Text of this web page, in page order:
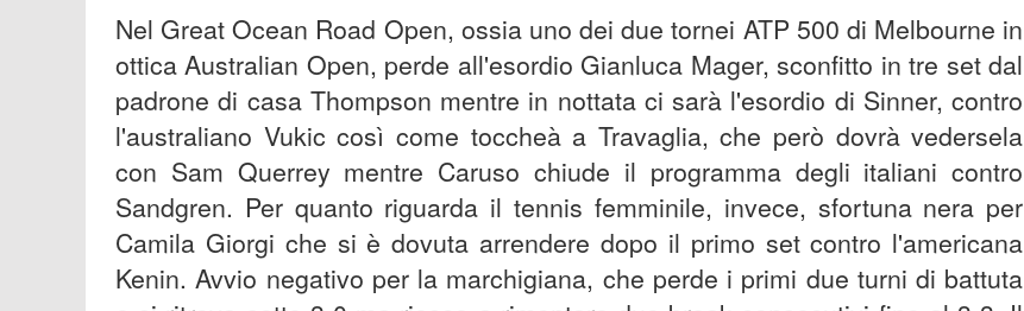
Nel Great Ocean Road Open, ossia uno dei due tornei ATP 500 di Melbourne in
ottica Australian Open, perde all'esordio Gianluca Mager, sconfitto in tre set dal
padrone di casa Thompson mentre in nottata ci sarà l'esordio di Sinner, contro
l'australiano Vukic così come toccheà a Travaglia, che però dovrà vedersela
con Sam Querrey mentre Caruso chiude il programma degli italiani contro
Sandgren. Per quanto riguarda il tennis femminile, invece, sfortuna nera per
Camila Giorgi che si è dovuta arrendere dopo il primo set contro l'americana
Kenin. Avvio negativo per la marchigiana, che perde i primi due turni di battuta